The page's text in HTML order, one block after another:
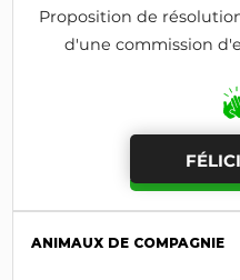
Proposition de
d'une commission
ANIMAUX DE COMPAGNIE